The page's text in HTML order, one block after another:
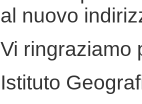
al nuovo
Vi ringraziamo
Istituto